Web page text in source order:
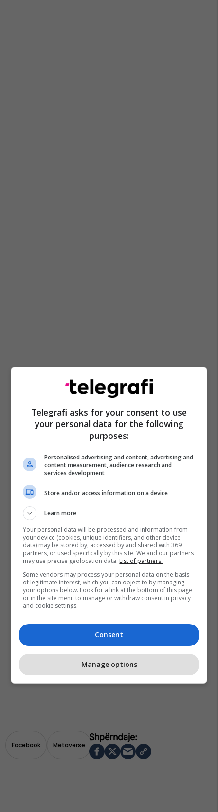
Facebook Metaverse
Telegrafi asks for your consent to use
your personal data for the following
purposes:
Personalised advertising and content, advertising and
content measurement, audience research and
services development
Store and/or access information on a device
Learn more
Your personal data will be processed and information from
your device (cookies, unique identifiers, and other device
data) may be stored by, accessed by and shared with 369
partners, or used specifically by this site. We and our partners
may use precise geolocation data. List of partners.
Some vendors may process your personal data on the basis
of legitimate interest, which you can object to by managing
your options below. Look for a link at the bottom of this page
or in the site menu to manage or withdraw consent in privacy
and cookie settings.
Consent
Manage options